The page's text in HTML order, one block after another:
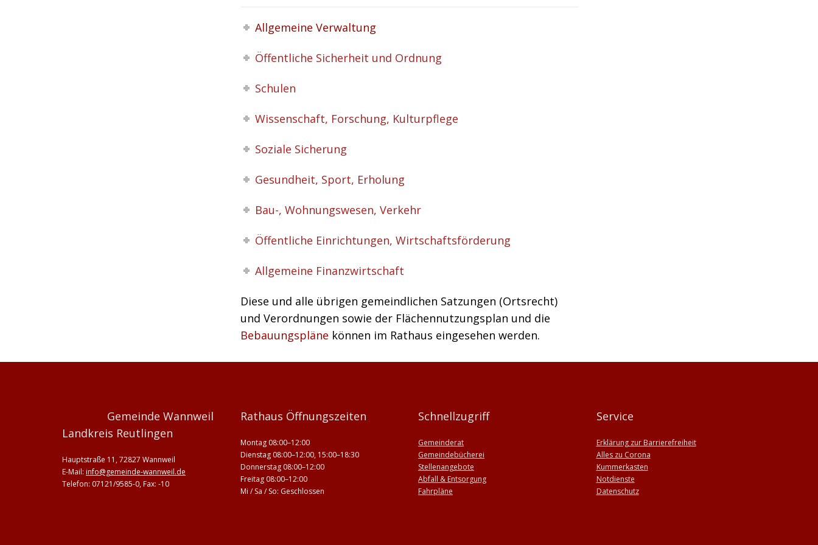
Allgemeine Verwaltung
Öffentliche Sicherheit und Ordnung
Schulen
Wissenschaft, Forschung, Kulturpflege
Soziale Sicherung
Gesundheit, Sport, Erholung
Bau-, Wohnungswesen, Verkehr
Öffentliche Einrichtungen, Wirtschaftsförderung
Allgemeine Finanzwirtschaft
Diese und alle übrigen gemeindlichen Satzungen (Ortsrecht)
und Verordnungen sowie der Flächennutzungsplan und die
Bebauungspläne können im Rathaus eingesehen werden.
Gemeinde Wannweil
Landkreis Reutlingen
Hauptstraße 11, 72827 Wannweil
E-Mail: info@gemeinde-wannweil.de
Telefon: 07121/9585-0, Fax: -10
Rathaus Öffnungszeiten
Montag 08:00–12:00
Dienstag 08:00–12:00, 15:00–18:30
Donnerstag 08:00–12:00
Freitag 08:00–12:00
Mi / Sa / So: Geschlossen
Schnellzugriff
Gemeinderat
Gemeindebücherei
Stellenangebote
Abfall & Entsorgung
Fahrpläne
Service
Erklärung zur Barrierefreiheit
Alles zu Corona
Kummerkasten
Notdienste
Datenschutz